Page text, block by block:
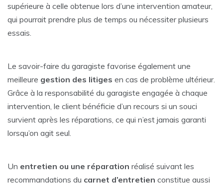
supérieure à celle obtenue lors d’une intervention amateur,
qui pourrait prendre plus de temps ou nécessiter plusieurs
essais.
Le savoir-faire du garagiste favorise également une
meilleure gestion des litiges en cas de problème ultérieur.
Grâce à la responsabilité du garagiste engagée à chaque
intervention, le client bénéficie d’un recours si un souci
survient après les réparations, ce qui n’est jamais garanti
lorsqu’on agit seul.
Un entretien ou une réparation réalisé suivant les
recommandations du carnet d’entretien constitue aussi